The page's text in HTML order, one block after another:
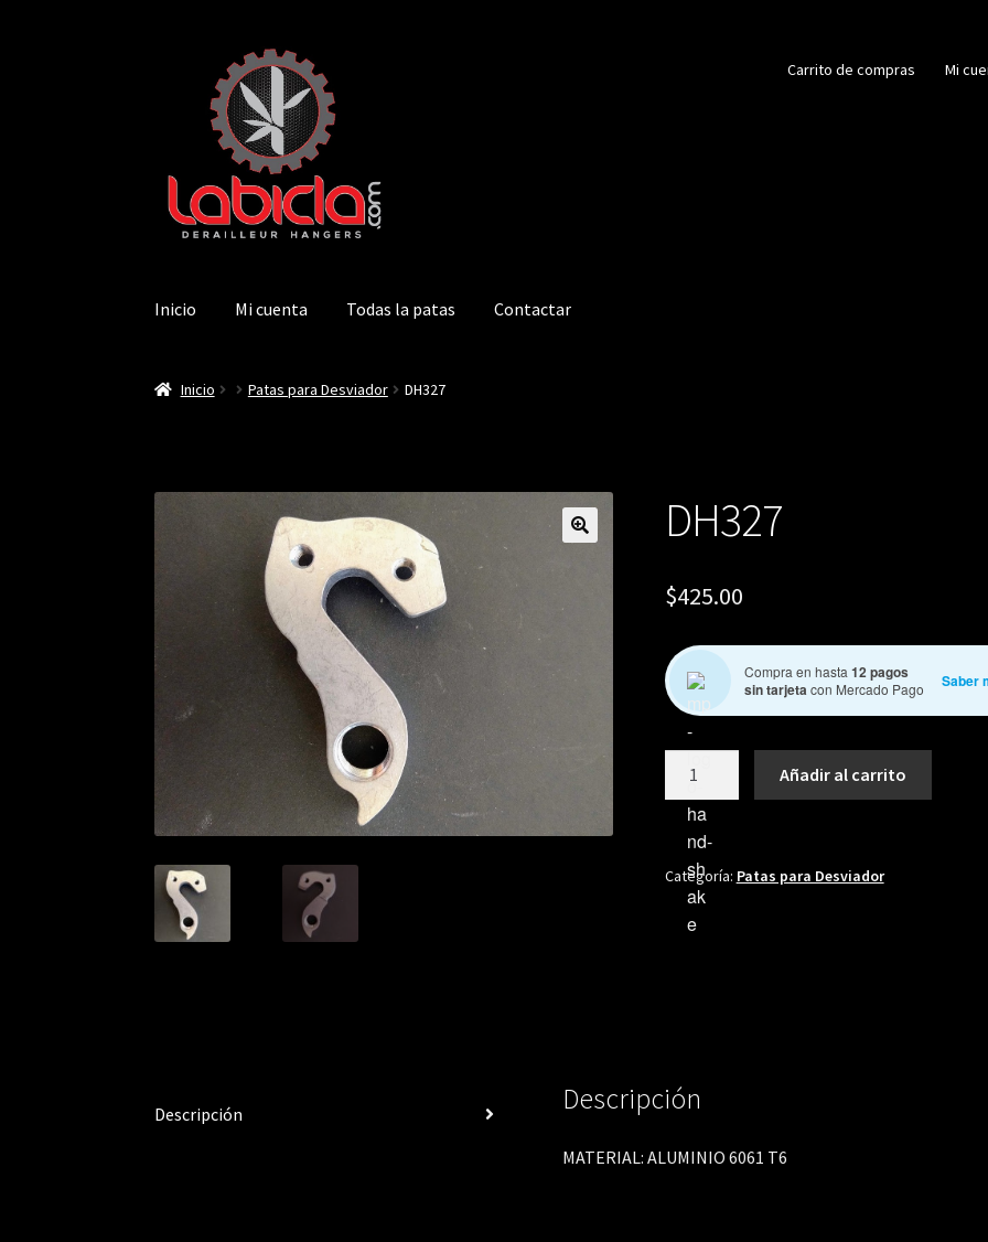
navegación
contenido
Carrito de compras Mi
Inicio Mi cuenta Todas la patas Contactar
Inicio Patas para Desviador DH327
DH327
$425.00
Compra en hasta12 pagos
sin tarjetacon Mercado Pago Saber
Añadir al carrito
Categoría: Patas para Desviador
Descripción Descripción
MATERIAL: ALUMINIO 6061 T6